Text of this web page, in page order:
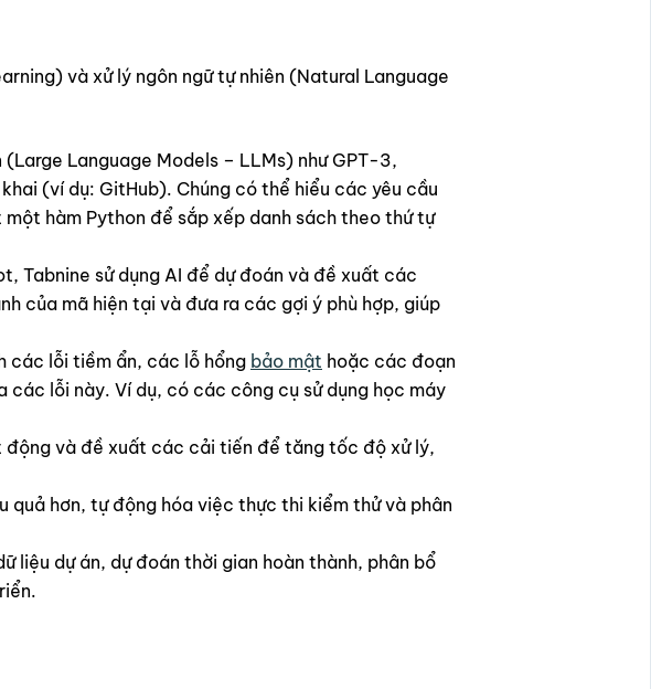
và xử lý ngôn ngữ tự nhiên (Natural Language
Language Models – LLMs) như GPT-3,
(ví dụ: GitHub). Chúng có thể hiểu các yêu cầu
hàm Python để sắp xếp danh sách theo thứ tự
Tabnine sử dụng AI để dự đoán và đề xuất các
của mã hiện tại và đưa ra các gợi ý phù hợp, giúp
các lỗi tiềm ẩn, các lỗ hổng bảo mật hoặc các đoạn
lỗi này. Ví dụ, có các công cụ sử dụng học máy
động và đề xuất các cải tiến để tăng tốc độ xử lý,
hơn, tự động hóa việc thực thi kiểm thử và phân
liệu dự án, dự đoán thời gian hoàn thành, phân bổ